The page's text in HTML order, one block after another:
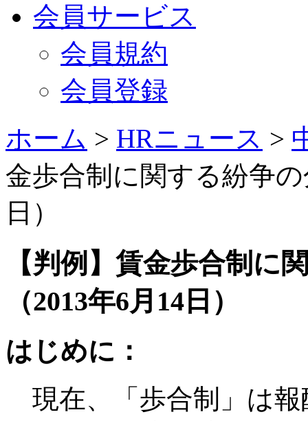
会員サービス
会員規約
会員登録
ホーム > HRニュース >
金歩合制に関する紛争
日）
【判例】賃金歩合制に
（2013年6月14日）
はじめに：
現在、「歩合制」は